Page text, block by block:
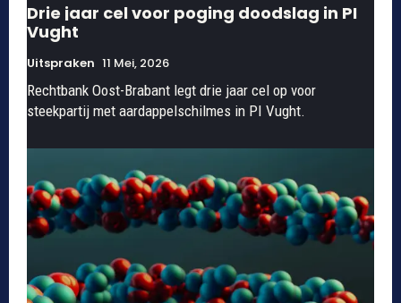
Drie jaar cel voor poging doodslag in PI
Vught
Uitspraken 11 Mei, 2026
Rechtbank Oost-Brabant legt drie jaar cel op voor
steekpartij met aardappelschilmes in PI Vught.